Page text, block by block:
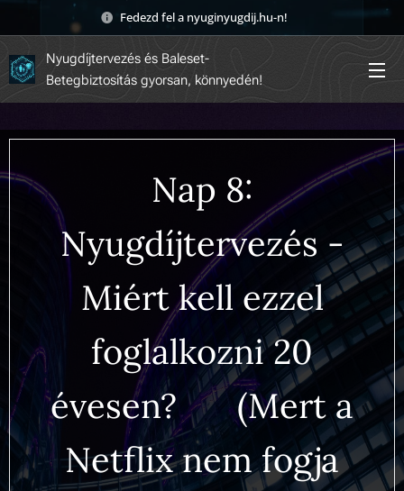
Fedezd fel a nyuginyugdij.hu-n! 🚀
Nyugdíjtervezés és Baleset-
Betegbiztosítás gyorsan, könnyedén!
Nap 8:
Nyugdíjtervezés -
Miért kell ezzel
foglalkozni 20
évesen? 🤯 (Mert a
Netflix nem fogja